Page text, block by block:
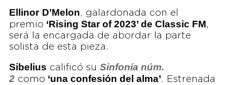
Ellinor D’Melon, galardonada con el
premio ‘Rising Star of 2023’ de Classic FM,
será la encargada de abordar la parte
solista de esta pieza.
Sibelius calificó su Sinfonía núm.
2como ‘una confesión del alma’. Estrenada